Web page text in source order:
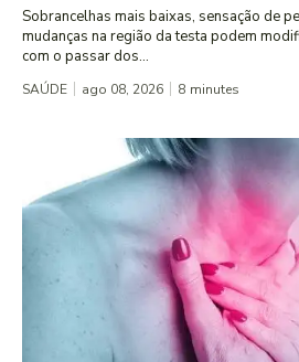
Sobrancelhas mais baixas, sensação de
mudanças na região da testa podem
com o passar dos...
SAÚDE ago 08, 2026 8 minutes